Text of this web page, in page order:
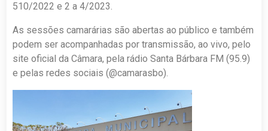
510/2022 e 2 a 4/2023.
As sessões camarárias são abertas ao público e também
podem ser acompanhadas por transmissão, ao vivo, pelo
site oficial da Câmara, pela rádio Santa Bárbara FM (95.9)
e pelas redes sociais (@camarasbo).